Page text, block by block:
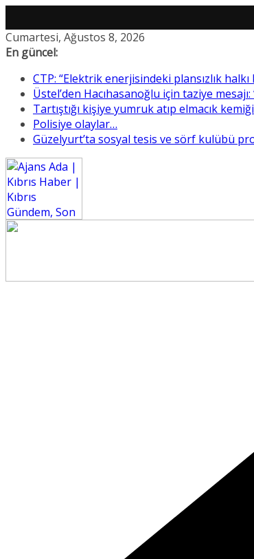
Skip
to
Cumartesi, Ağustos 8, 2026
En güncel:
CTP: “Elektrik enerjisindeki plansızlık
Üstel’den Hacıhasanoğlu için taziye
Tartıştığı kişiye yumruk atıp elmacık
Polisiye olaylar…
Güzelyurt’ta sosyal tesis ve sörf kulübü